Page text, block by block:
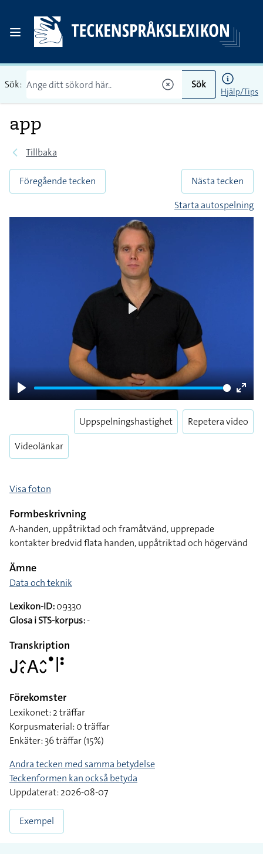
Sök: Sök
Hjälp/Tips
app
Tillbaka
Föregående tecken
Nästa tecken
Starta autospelning
Play
Enter
Videolänkar
Uppspelningshastighet Repetera video
Visa foton
Formbeskrivning
A-handen, uppåtriktad och framåtvänd, upprepade
kontakter bredvid flata handen, uppåtriktad och högervänd
Ämne
Data och teknik
Lexikon-ID:09330
Glosa i STS-korpus:-
Transkription
􌤢􌤵􌥗􌤤􌤵􌤷􌤟􌥼􌥻
Förekomster
Lexikonet: 2 träffar
Korpusmaterial: 0 träffar
Enkäter: 36 träffar (15%)
Andra tecken med samma betydelse
Teckenformen kan också betyda
Uppdaterat: 2026-08-07
Exempel